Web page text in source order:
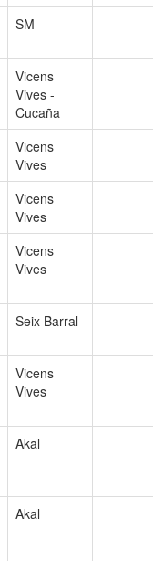
SM
Vicens
Vives -
Cucaña
Vicens
Vives
Vicens
Vives
Vicens
Vives
Seix Barral
Vicens
Vives
Akal
Akal